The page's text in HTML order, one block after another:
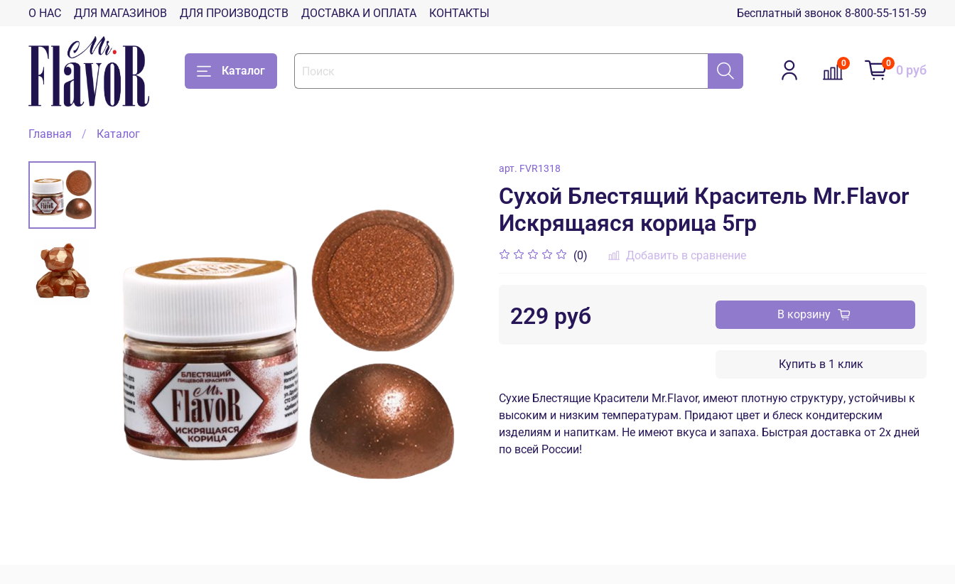
О НАС ДЛЯ МАГАЗИНОВ ДЛЯ ПРОИЗВОДСТВ ДОСТАВКА И ОПЛАТА КОНТАКТЫ Бесплатный звонок 8-800-55-151-59
Каталог
0 0 0 руб
Главная Каталог
арт. FVR1318
Сухой Блестящий Краситель Mr.Flavor
Искрящаяся корица 5гр
(0) Добавить в сравнение
229 руб В корзину
Купить в 1 клик
Сухие Блестящие Красители Mr.Flavor, имеют плотную структуру, устойчивы к
высоким и низким температурам. Придают цвет и блеск кондитерским
изделиям и напиткам. Не имеют вкуса и запаха. Быстрая доставка от 2х дней
по всей России!